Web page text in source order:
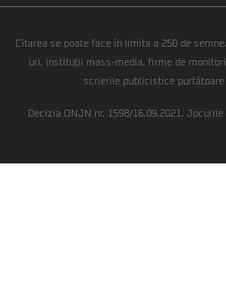
Citarea se poate face în limita a 250 de
uri, instituţii mass-media, firme de
scrierile publicistice purtătoare
Decizia ONJN nr. 1598/16.09.2021.